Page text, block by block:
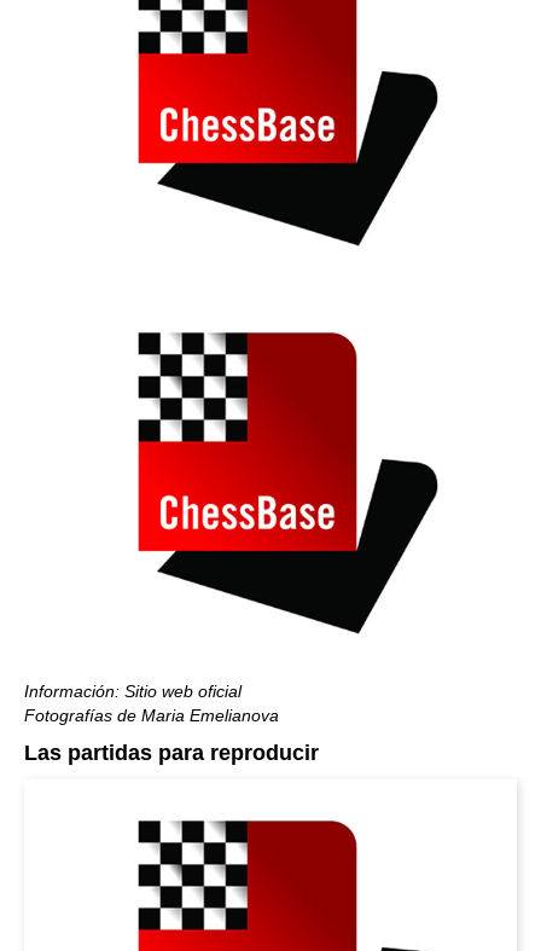
Información: Sitio web oficial
Fotografías de Maria Emelianova
Las partidas para reproducir